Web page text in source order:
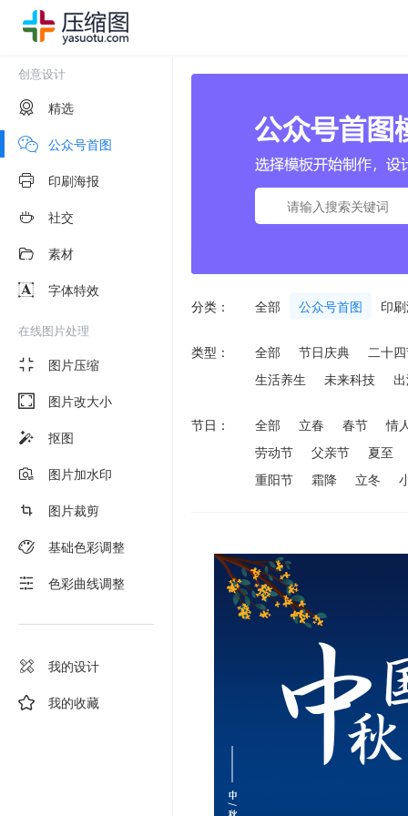
创意设计
精选
公众号首图
印刷海报
社交
素材
字体特效
在线图片处理
图片压缩
图片改大小
抠图
图片加水印
图片裁剪
基础色彩调整
色彩曲线调整
我的设计
我的收藏
分类： 全部 公众号首图 印
类型： 全部 节日庆典
二十
生活养生
未来科技
节日： 全部 立春 春节
情
劳动节
父亲节
夏至
重阳节
霜降 立冬